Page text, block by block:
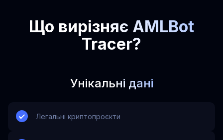
Що вирізняє AMLBot
Tracer?
Унікальні дані
Легальні криптопроєкти